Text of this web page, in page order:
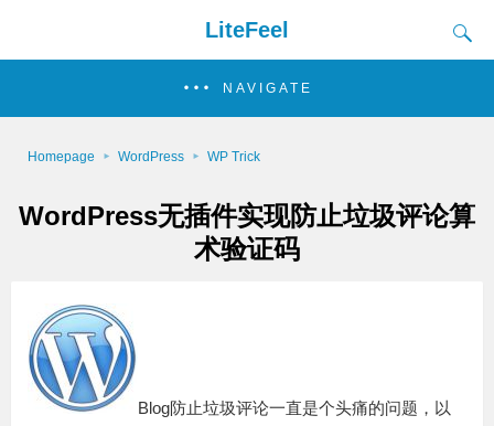
LiteFeel
NAVIGATE
Homepage WordPress WP Trick
WordPress无插件实现防止垃圾评论算
术验证码
Blog防止垃圾评论一直是个头痛的问题，以